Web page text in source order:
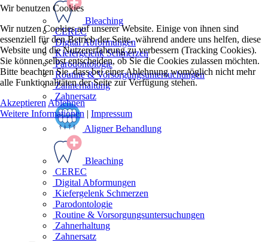
Bleaching
CEREC
Digital Abformungen
Kiefergelenk Schmerzen
Parodontologie
Routine & Vorsorgungsuntersuchungen
Zahnerhaltung
Zahnersatz
Aligner Behandlung
Bleaching
CEREC
Digital Abformungen
Kiefergelenk Schmerzen
Parodontologie
Routine & Vorsorgungsuntersuchungen
Zahnerhaltung
Zahnersatz
Wir benutzen Cookies
Wir nutzen Cookies auf unserer Website. Einige von ihnen sind
essenziell für den Betrieb der Seite, während andere uns helfen, diese
Website und die Nutzererfahrung zu verbessern (Tracking Cookies).
Sie können selbst entscheiden, ob Sie die Cookies zulassen möchten.
Bitte beachten Sie, dass bei einer Ablehnung womöglich nicht mehr
alle Funktionalitäten der Seite zur Verfügung stehen.
Akzeptieren Ablehnen
Weitere Informationen | Impressum